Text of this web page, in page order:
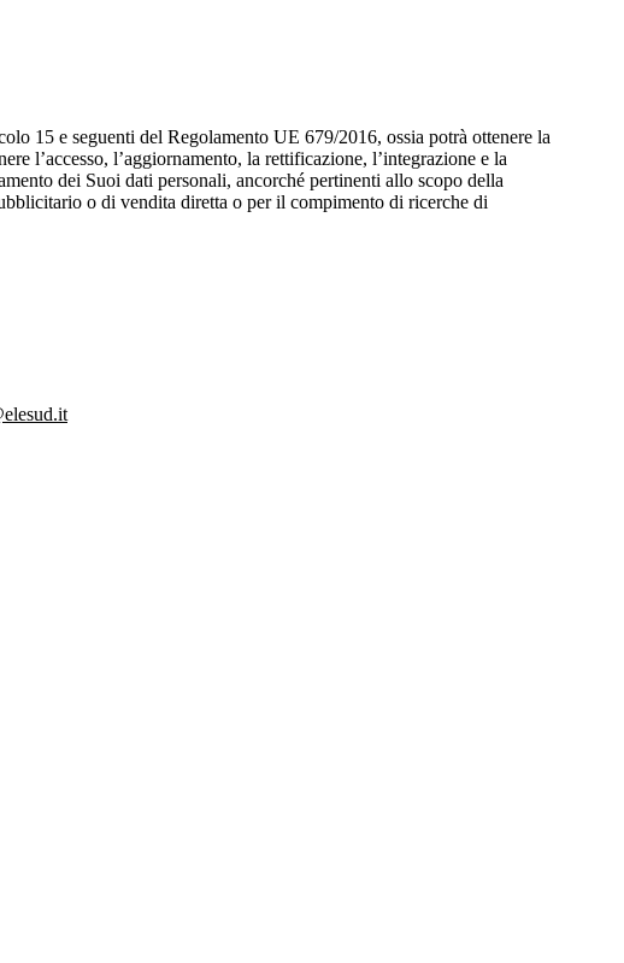
15 e seguenti del Regolamento UE 679/2016, ossia potrà ottenere la
l’accesso, l’aggiornamento, la rettificazione, l’integrazione e la
dei Suoi dati personali, ancorché pertinenti allo scopo della
o di vendita diretta o per il compimento di ricerche di